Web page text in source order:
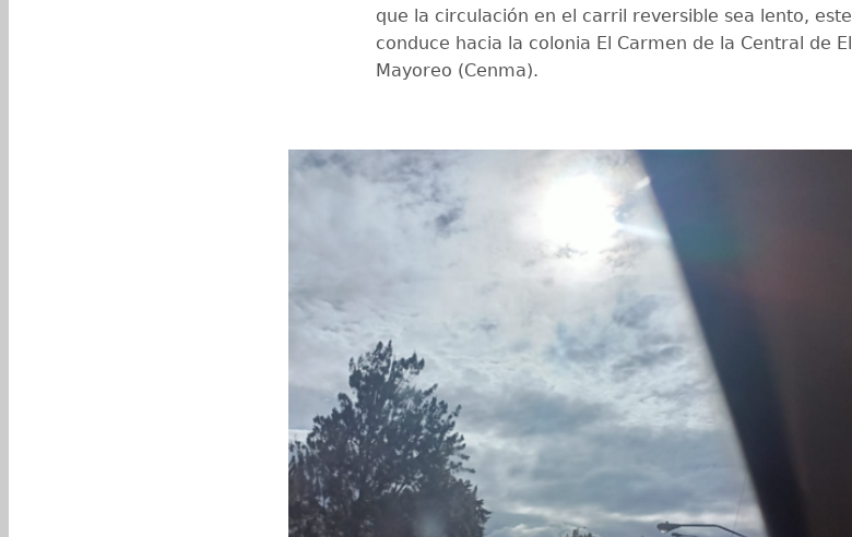
que la circulación en el carril reversible sea lento, este
conduce hacia la colonia El Carmen de la Central de El
Mayoreo (Cenma).